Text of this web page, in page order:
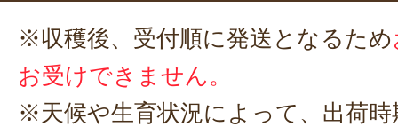
※収穫後、受付順に発送となるため
お受けできません。
※天候や生育状況によって、出荷